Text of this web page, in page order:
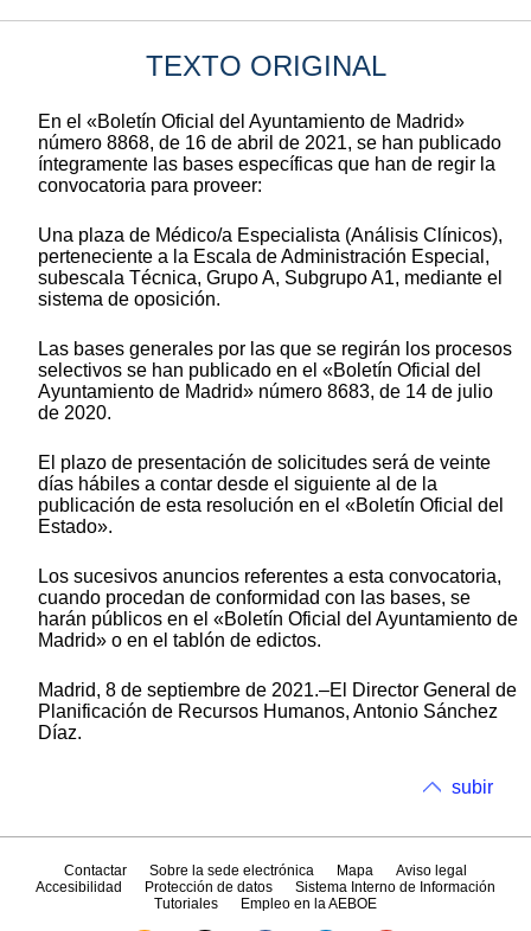
TEXTO ORIGINAL
En el «Boletín Oficial del Ayuntamiento de Madrid»
número 8868, de 16 de abril de 2021, se han publicado
íntegramente las bases específicas que han de regir la
convocatoria para proveer:
Una plaza de Médico/a Especialista (Análisis Clínicos),
perteneciente a la Escala de Administración Especial,
subescala Técnica, Grupo A, Subgrupo A1, mediante el
sistema de oposición.
Las bases generales por las que se regirán los procesos
selectivos se han publicado en el «Boletín Oficial del
Ayuntamiento de Madrid» número 8683, de 14 de julio
de 2020.
El plazo de presentación de solicitudes será de veinte
días hábiles a contar desde el siguiente al de la
publicación de esta resolución en el «Boletín Oficial del
Estado».
Los sucesivos anuncios referentes a esta convocatoria,
cuando procedan de conformidad con las bases, se
harán públicos en el «Boletín Oficial del Ayuntamiento de
Madrid» o en el tablón de edictos.
Madrid, 8 de septiembre de 2021.–El Director General de
Planificación de Recursos Humanos, Antonio Sánchez
Díaz.
subir
Contactar Sobre la sede electrónica Mapa
Aviso legal
Accesibilidad
Protección de datos
Sistema Interno de Información
Tutoriales
Empleo en la AEBOE